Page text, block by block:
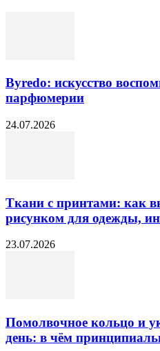
Byredo: искусство
парфюмерии
24.07.2026
Ткани с принтами: как
рисунком для одежды,
23.07.2026
Помолвочное кольцо и
день: в чём